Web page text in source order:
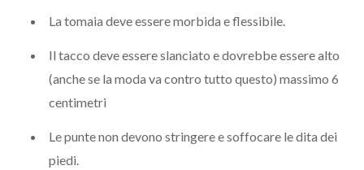
La tomaia deve essere morbida e flessibile.
Il tacco deve essere slanciato e dovrebbe essere alto
(anche se la moda va contro tutto questo) massimo 6
centimetri
Le punte non devono stringere e soffocare le dita dei
piedi.